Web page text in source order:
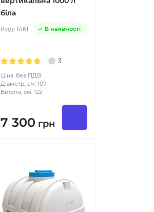
біла
Код:1461 В наявності
3
Ціна: без ПДВ
Діаметр, см: 107
Висота, см: 122
7 300 грн